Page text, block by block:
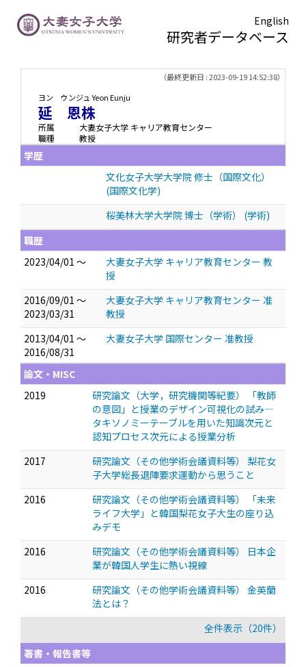
English
研究者データベース
（最終更新日 : 2023-09-19 14:52:38）
ヨン ウンジュ Yeon Eunju
延 恩株
所属
大妻女子大学 キャリア教育センター
職種
教授
学歴
文化女子大学大学院 修士（国際文化）
(国際文化学)
桜美林大学大学院 博士（学術） (学術)
職歴
2023/04/01 ～
大妻女子大学 キャリア教育センター 教
授
2016/09/01 ～
2023/03/31
大妻女子大学 キャリア教育センター 准
教授
2013/04/01 ～
2016/08/31
大妻女子大学 国際センター 准教授
論文・MISC
2019
研究論文（大学，研究機関等紀要） 「教師
の意図」と授業のデザイン可視化の試み—
タキソノミーテーブルを用いた知識次元と
認知プロセス次元による授業分析
2017
研究論文（その他学術会議資料等） 梨花女
子大学総長退陣要求運動から思うこと
2016
研究論文（その他学術会議資料等） 「未来
ライフ大学」と韓国梨花女子大生の座り込
みデモ
2016
研究論文（その他学術会議資料等） 日本企
業が韓国人学生に熱い視線
2016
研究論文（その他学術会議資料等） 金英蘭
法とは？
全件表示（20件）
著書・報告書等